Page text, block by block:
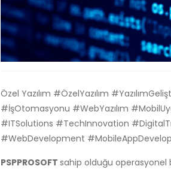
Özel Yazılım #ÖzelYazılım
#İşOtomasyonu #WebYazılım
#ITSolutions #TechInnovation
#WebDevelopment
PSPPROSOFT sahip olduğu operasyonel